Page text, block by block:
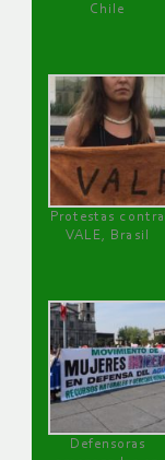
Chile
Protestas contra
VALE, Brasil
Defensoras